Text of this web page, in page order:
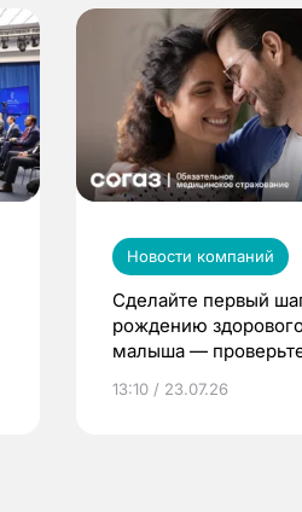
Новости компаний
Сделайте первый
рождению
малыша —
по ОМС!
13:10 / 23.07.26